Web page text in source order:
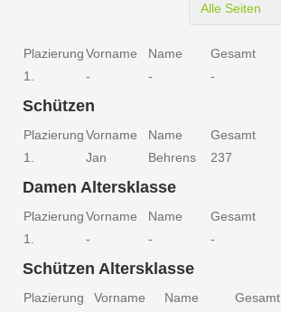
Alle Seiten
PlazierungVorname Name
Gesamt
1.
- - -
Schützen
PlazierungVorname Name
Gesamt
1.
Jan Behrens 237
Damen Altersklasse
PlazierungVorname Name
Gesamt
1.
- - -
Schützen Altersklasse
Plazierung Vorname Name
Gesamt